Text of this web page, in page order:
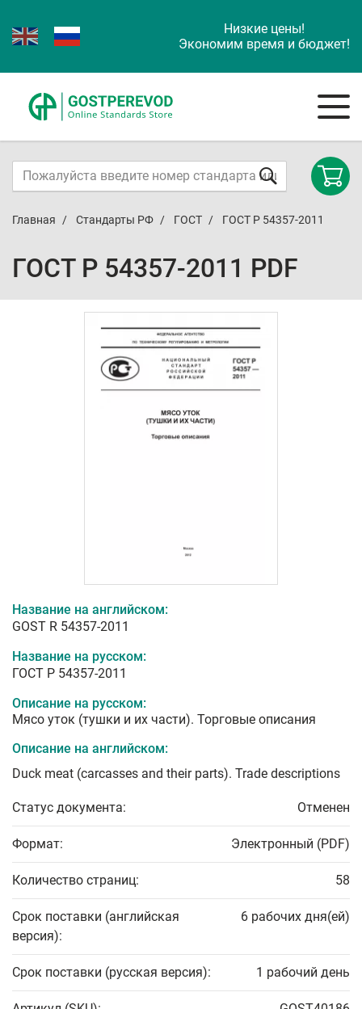
Низкие цены!
Экономим время и бюджет!
Главная Стандарты РФ ГОСТ ГОСТ Р 54357-2011
ГОСТ Р 54357-2011 PDF
Название на английском:
GOST R 54357-2011
Название на русском:
ГОСТ Р 54357-2011
Описание на русском:
Мясо уток (тушки и их части). Торговые описания
Описание на английском:
Duck meat (carcasses and their parts). Trade descriptions
Статус документа: Отменен
Формат: Электронный (PDF)
Количество страниц: 58
Срок поставки (английская
версия):
6 рабочих дня(ей)
Срок поставки (русская версия): 1 рабочий день